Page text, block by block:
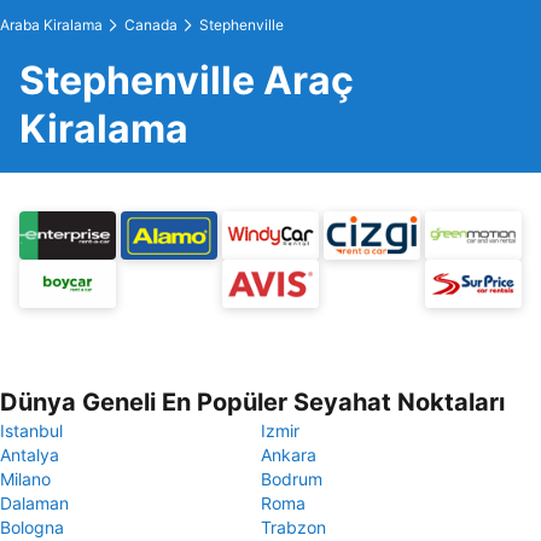
Araba Kiralama Canada Stephenville
Stephenville Araç
Kiralama
Dünya Geneli En Popüler Seyahat Noktaları
Istanbul
Izmir
Antalya
Ankara
Milano
Bodrum
Dalaman
Roma
Bologna
Trabzon